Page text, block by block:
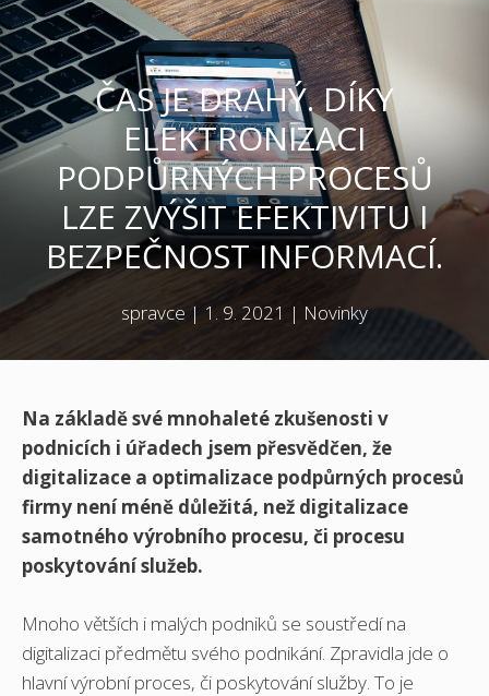
ČAS JE DRAHÝ. DÍKY
ELEKTRONIZACI
PODPŮRNÝCH PROCESŮ
LZE ZVÝŠIT EFEKTIVITU I
BEZPEČNOST INFORMACÍ.
spravce | 1. 9. 2021 | Novinky
Na základě své mnohaleté zkušenosti v
podnicích i úřadech jsem přesvědčen, že
digitalizace a optimalizace podpůrných procesů
firmy není méně důležitá, než digitalizace
samotného výrobního procesu, či procesu
poskytování služeb.
Mnoho větších i malých podniků se soustředí na
digitalizaci předmětu svého podnikání. Zpravidla jde o
hlavní výrobní proces, či poskytování služby. To je